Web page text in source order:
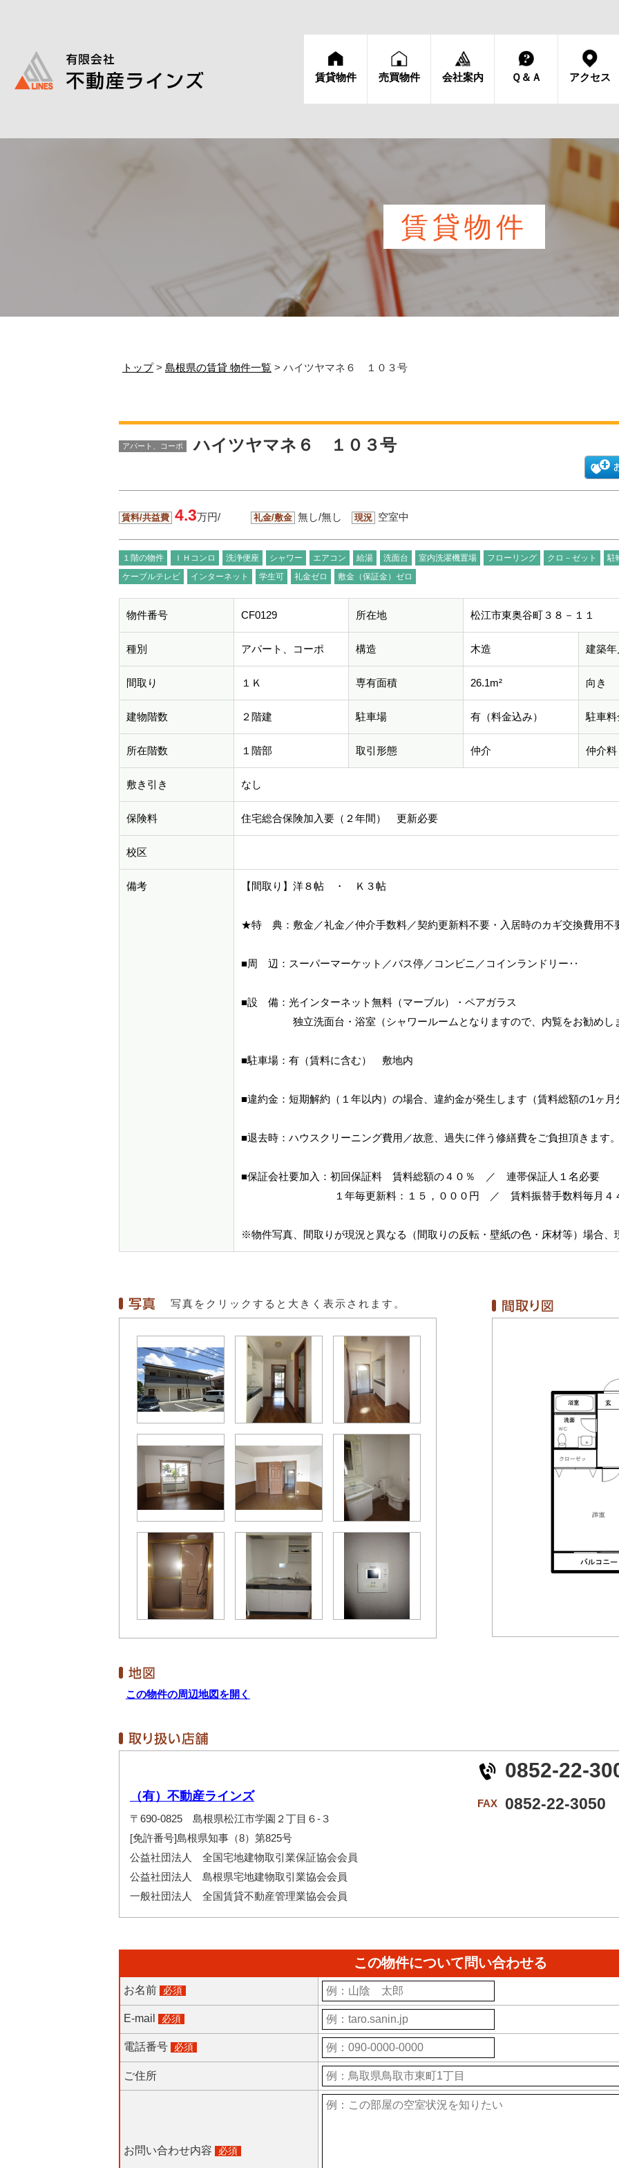
賃貸物件 売買物件 会社案内 Ｑ＆Ａ アクセス
賃貸物件
トップ> 島根県の賃貸 物件一覧 > ハイツヤマネ６ １０３号
アパート、コーポ ハイツヤマネ６ １０３号
賃料/共益費 4.3万円/ 礼金/敷金 無し/無し 現況 空室中
１階の物件 ＩＨコンロ 洗浄便座 シャワー エアコン 給湯 洗面台 室内洗濯機置場 フローリング クロ－ゼット
駐
ケーブルテレビ
インターネット 学生可 礼金ゼロ 敷金（保証金）ゼロ
物件番号 CF0129 所在地 松江市東奥谷町３８－１１
種別 アパート、コーポ 構造 木造 建築年
間取り １Ｋ 専有面積 26.1m² 向き
建物階数 ２階建 駐車場 有（料金込み） 駐車料
所在階数 １階部 取引形態 仲介 仲介料
敷き引き なし
保険料 住宅総合保険加入要（２年間） 更新必要
校区
備考 【間取り】洋８帖 ・ Ｋ３帖
★特 典：敷金／礼金／仲介手数料／契約更新料不要・入居時のカギ交換費用不
■周 辺：スーパーマーケット／バス停／コンビニ／コインランドリー‥
■設 備：光インターネット無料（マーブル）・ペアガラス
独立洗面台・浴室（シャワールームとなりますので、内覧をお勧めし
■駐車場：有（賃料に含む） 敷地内
■違約金：短期解約（１年以内）の場合、違約金が発生します（賃料総額の1ヶ月
■退去時：ハウスクリーニング費用／故意、過失に伴う修繕費をご負担頂きます
■保証会社要加入：初回保証料 賃料総額の４０％ ／ 連帯保証人１名必要
１年毎更新料：１５，０００円 ／ 賃料振替手数料毎月４４
※物件写真、間取りが現況と異なる（間取りの反転・壁紙の色・床材等）場合、
写真をクリックすると大きく表示されます。
この物件の周辺地図を開く
（有）不動産ラインズ
〒690-0825 島根県松江市学園２丁目６-３
[免許番号]島根県知事（8）第825号
公益社団法人 全国宅地建物取引業保証協会会員
公益社団法人 島根県宅地建物取引業協会会員
一般社団法人 全国賃貸不動産管理業協会会員
0852-22-
FAX 0852-22-3050